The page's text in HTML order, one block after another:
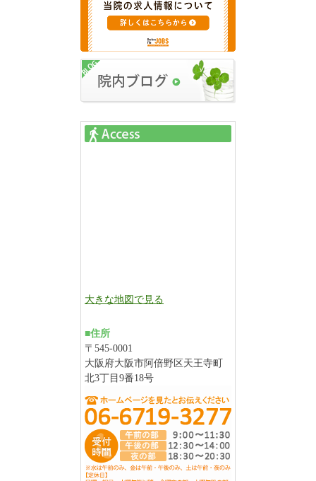
大きな地図で見る
■住所
〒545-0001
大阪府大阪市阿倍野区天王寺町
北3丁目9番18号